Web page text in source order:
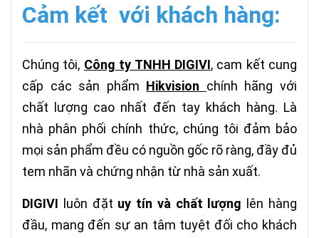
Cảm kết với khách hàng:
Chúng tôi, Công ty TNHH DIGIVI, cam kết cung
cấp các sản phẩm Hikvision chính hãng với
chất lượng cao nhất đến tay khách hàng. Là
nhà phân phối chính thức, chúng tôi đảm bảo
mọi sản phẩm đều có nguồn gốc rõ ràng, đầy đủ
tem nhãn và chứng nhận từ nhà sản xuất.
DIGIVI luôn đặt uy tín và chất lượng lên hàng
đầu, mang đến sự an tâm tuyệt đối cho khách